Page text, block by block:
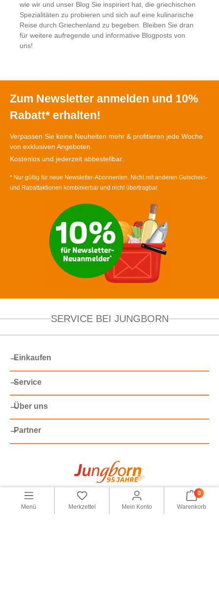
wie wir und unser Blog Sie inspiriert hat, die griechischen
Spezialitäten zu probieren und sich auf eine kulinarische
Reise durch Griechenland zu begeben. Bleiben Sie dran
für weitere aufregende und informative Blogposts von
uns!
Zum Newsletter anmelden und 10%
Rabatt* erhalten!
Verpassen Sie keine Neuheiten mehr & profitieren jede Woche
von exklusiven Angeboten.
Kostenlos und jederzeit abbestellbar.
* Nur gültig für neue Newsletter-Abonnenten. Nicht mit anderen Gutschein-
und Rabattaktionen kombinierbar und nicht übertragbar.
SERVICE BEI JUNGBORN
Einkaufen
Service
Über uns
Partner
2026 Versandhaus Jungborn GmbH
Alle Preise inkl. gesetzl. Mehrwertsteuer zzgl.
Versandkosten,
wenn nicht anders angegeben.
Menü Merkzettel Mein Konto
0
Warenkorb